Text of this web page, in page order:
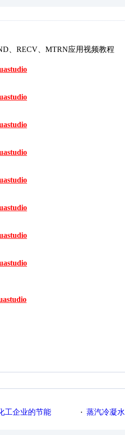
、RECV、MTRN应用视频教程
工企业的节能 · 蒸汽冷凝水回